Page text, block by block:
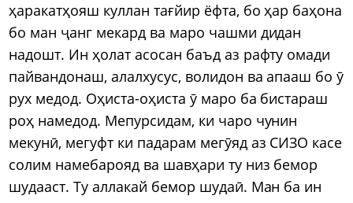
ҳаракатҳояш куллан тағйир ёфта, бо ҳар баҳона
бо ман ҷанг мекард ва маро чашми дидан
надошт. Ин ҳолат асосан баъд аз рафту омади
пайвандонаш, алалхусус, волидон ва апааш бо ӯ
рух медод. Оҳиста-оҳиста ӯ маро ба бистараш
роҳ намедод. Мепурсидам, ки чаро чунин
мекунӣ, мегуфт ки падарам мегӯяд аз СИЗО касе
солим намебарояд ва шавҳари ту низ бемор
шудааст. Ту аллакай бемор шудаӣ. Ман ба ин